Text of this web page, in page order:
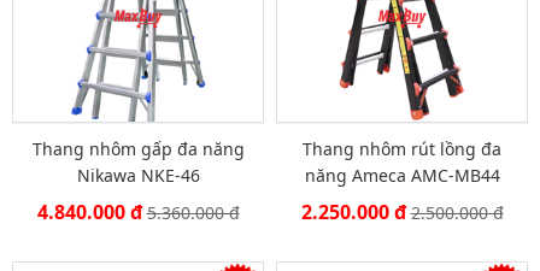
Thang nhôm gấp đa năng
Nikawa NKE-46
4.840.000 đ5.360.000 đ
Thang nhôm rút lồng đa
năng Ameca AMC-MB44
2.250.000 đ2.500.000 đ